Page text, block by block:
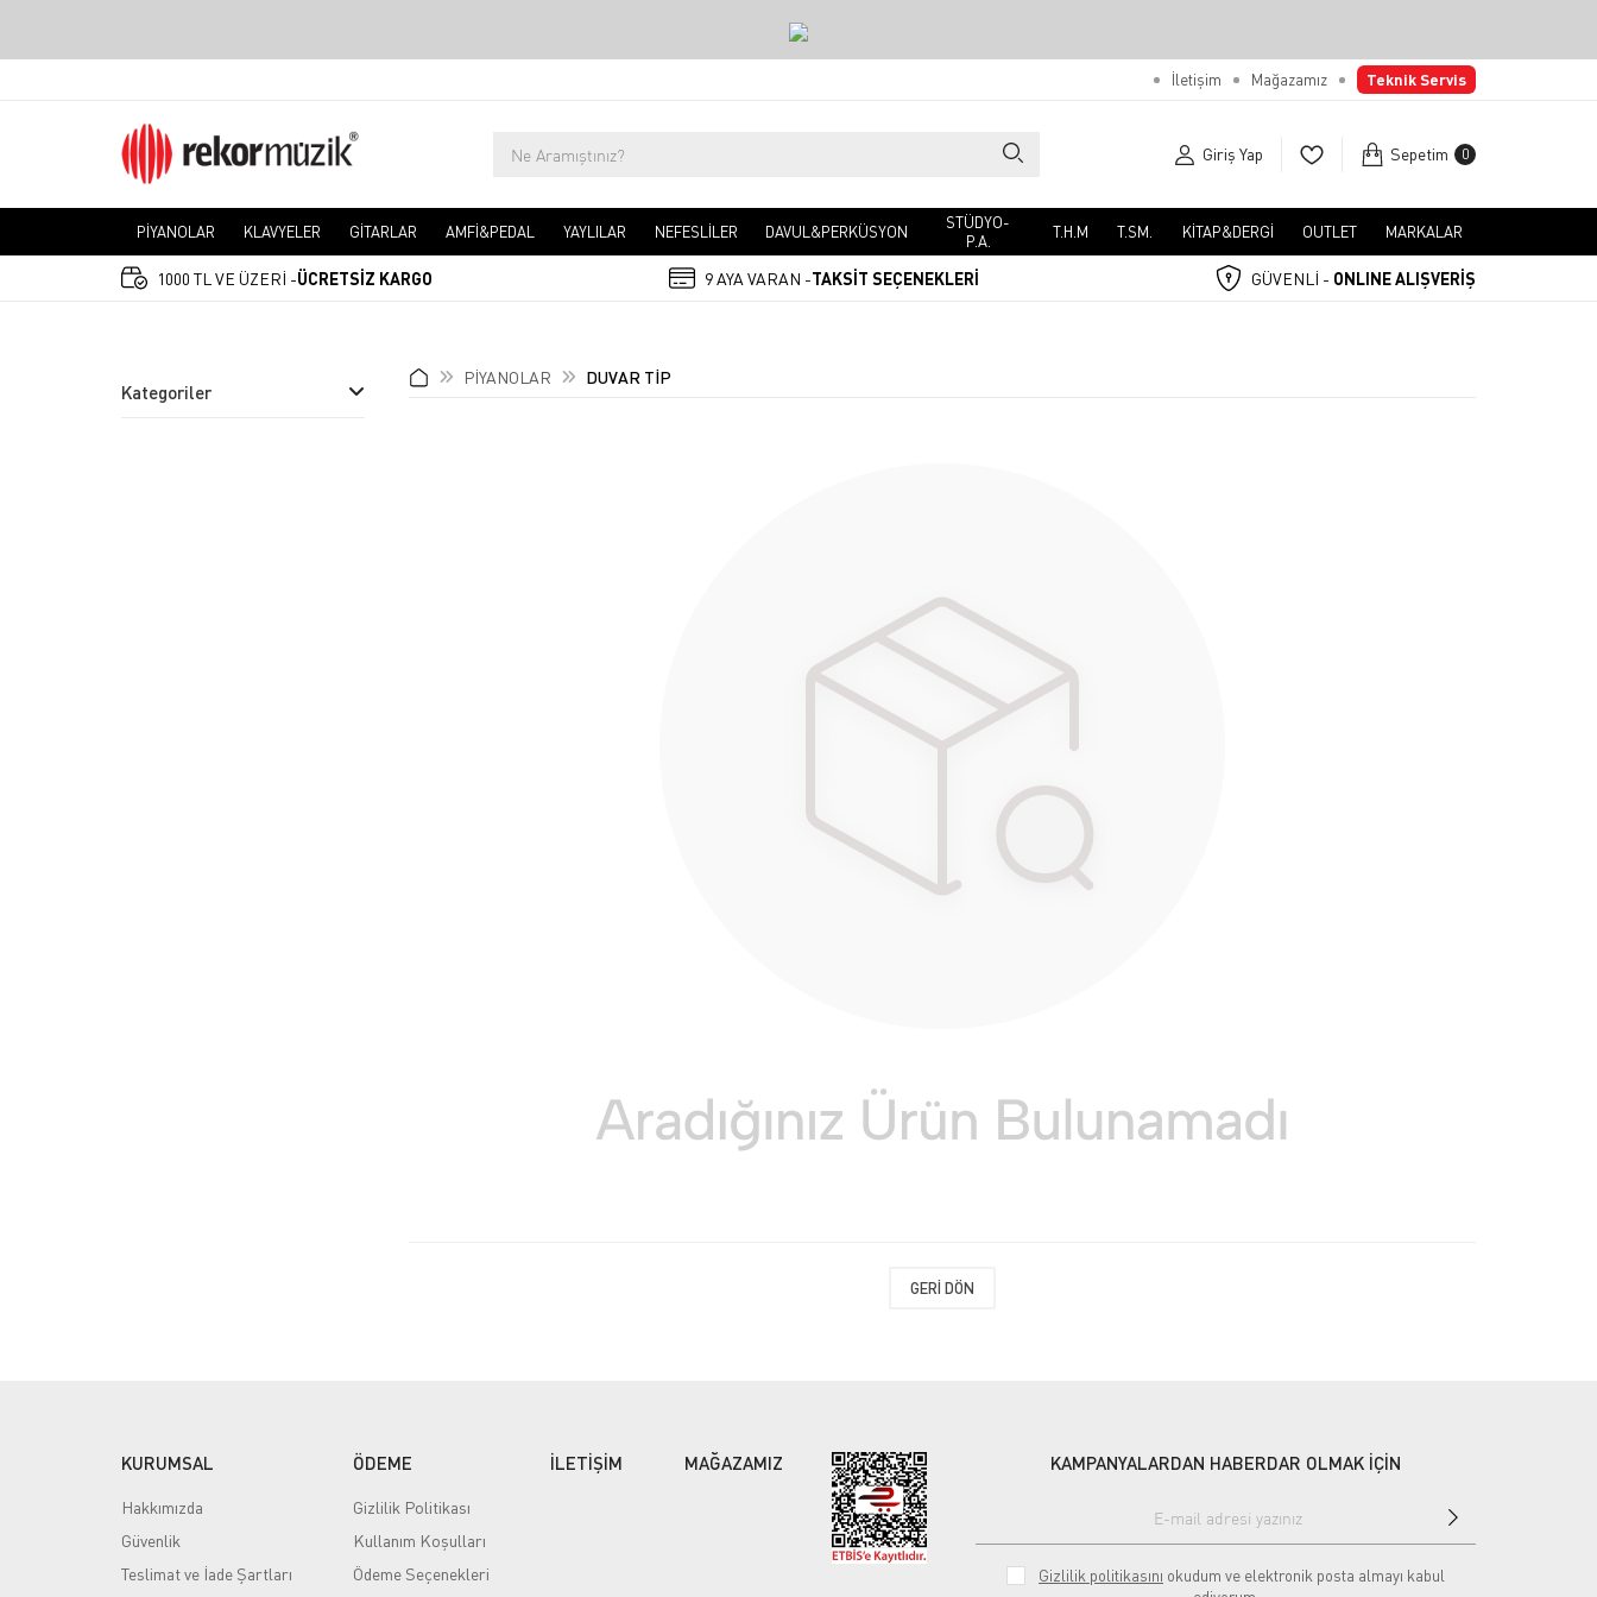
İletişim Mağazamız Teknik Servis
Giriş Yap Sepetim 0
PİYANOLAR KLAVYELER GİTARLAR AMFİ&PEDAL YAYLILAR NEFESLİLER DAVUL&PERKÜSYON
STÜDYO-
P.A.
T.H.M T.SM. KİTAP&DERGİ OUTLET MARKALAR
1000 TL VE ÜZERİ -ÜCRETSİZ KARGO 9 AYA VARAN -TAKSİT SEÇENEKLERİ GÜVENLİ - ONLINE ALIŞVERİŞ
Kategoriler
PİYANOLAR DUVAR TİP
GERI DÖN
KURUMSAL
Hakkımızda
Güvenlik
Teslimat ve İade Şartları
ÖDEME
Gizlilik Politikası
Kullanım Koşulları
Ödeme Seçenekleri
İLETİŞİM MAĞAZAMIZ KAMPANYALARDAN HABERDAR OLMAK İÇİN
Gizlilik politikasını okudum ve elektronik posta almayı kabul